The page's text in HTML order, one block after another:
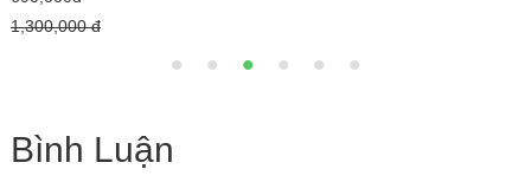
1,300,000 đ
Bình Luận